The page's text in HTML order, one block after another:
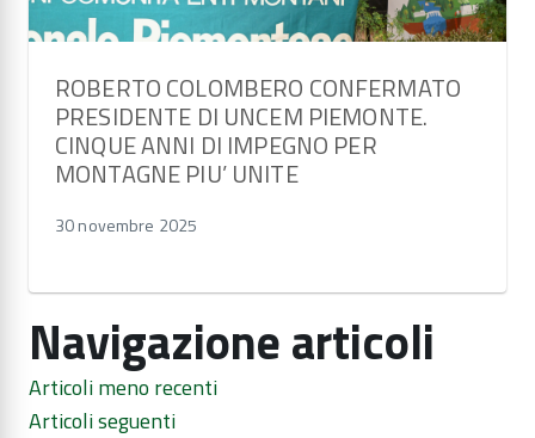
ROBERTO COLOMBERO CONFERMATO
PRESIDENTE DI UNCEM PIEMONTE.
CINQUE ANNI DI IMPEGNO PER
MONTAGNE PIU’ UNITE
30 novembre 2025
Navigazione articoli
Articoli meno recenti
Articoli seguenti